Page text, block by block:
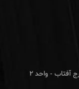
آفتاب - واحد 2